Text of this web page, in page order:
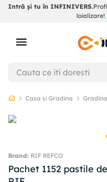
Intră și tu în INFINIVERS.
loializare!
Casa si Gradina
RIF REFCO
Pachet 1152 pastile